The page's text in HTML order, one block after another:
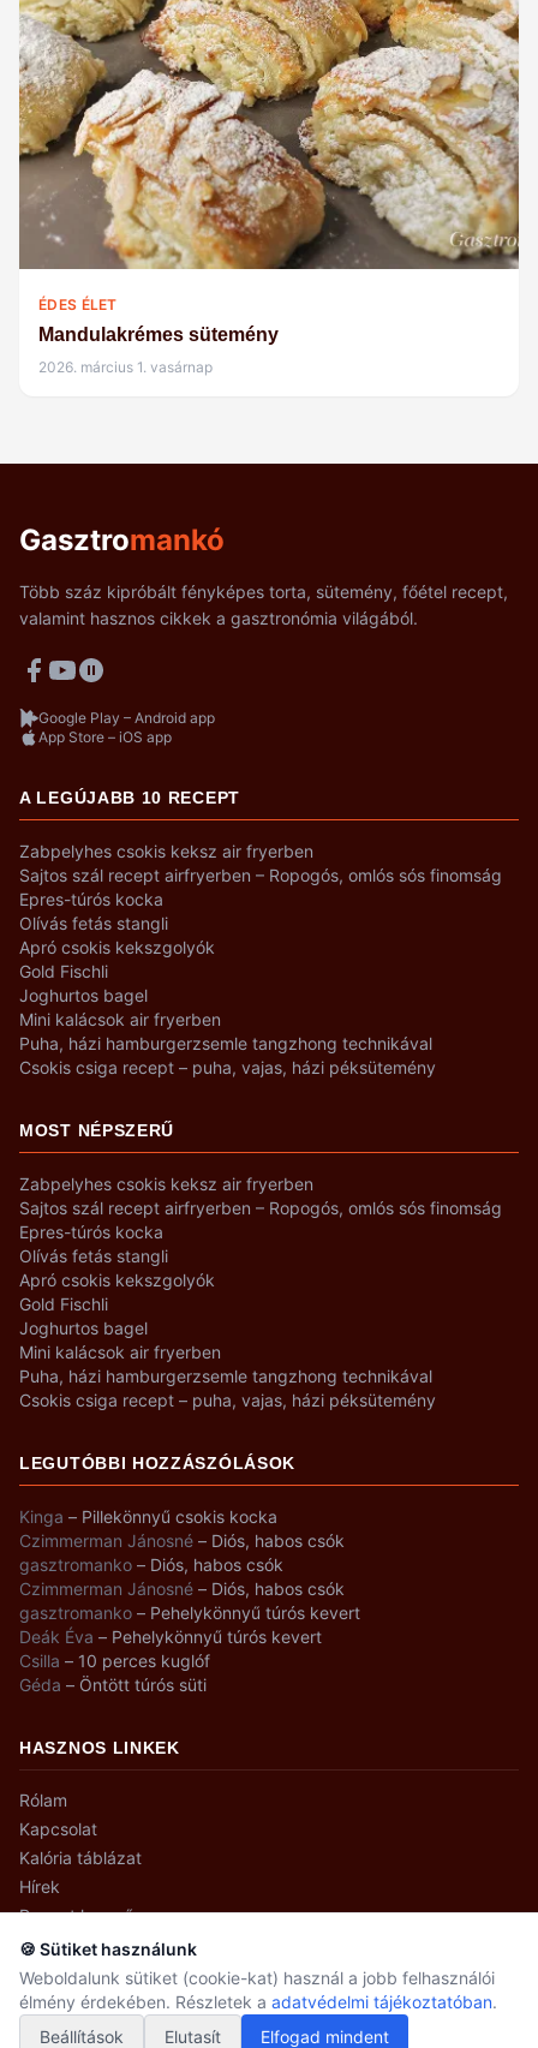
🍪 Sütiket használunk
Weboldalunk sütiket (cookie-kat) használ a jobb felhasználói
élmény érdekében. Részletek a adatvédelmi tájékoztatóban.
Beállítások
Elutasít Elfogad mindent
ÉDES ÉLET
Mandulakrémes sütemény
2026. március 1. vasárnap
Gasztromankó
Több száz kipróbált fényképes torta, sütemény, főétel recept,
valamint hasznos cikkek a gasztronómia világából.
Google Play – Android app
App Store – iOS app
A LEGÚJABB 10 RECEPT
Zabpelyhes csokis keksz air fryerben
Sajtos szál recept airfryerben – Ropogós, omlós sós finomság
Epres-túrós kocka
Olívás fetás stangli
Apró csokis kekszgolyók
Gold Fischli
Joghurtos bagel
Mini kalácsok air fryerben
Puha, házi hamburgerzsemle tangzhong technikával
Csokis csiga recept – puha, vajas, házi péksütemény
MOST NÉPSZERŰ
Zabpelyhes csokis keksz air fryerben
Sajtos szál recept airfryerben – Ropogós, omlós sós finomság
Epres-túrós kocka
Olívás fetás stangli
Apró csokis kekszgolyók
Gold Fischli
Joghurtos bagel
Mini kalácsok air fryerben
Puha, házi hamburgerzsemle tangzhong technikával
Csokis csiga recept – puha, vajas, házi péksütemény
LEGUTÓBBI HOZZÁSZÓLÁSOK
Kinga – Pillekönnyű csokis kocka
Czimmerman Jánosné – Diós, habos csók
gasztromanko – Diós, habos csók
Czimmerman Jánosné – Diós, habos csók
gasztromanko – Pehelykönnyű túrós kevert
Deák Éva – Pehelykönnyű túrós kevert
Csilla – 10 perces kuglóf
Géda – Öntött túrós süti
HASZNOS LINKEK
Rólam
Kapcsolat
Kalória táblázat
Hírek
Recept kereső
© 2008–2026 gasztromanko.hu · Minden jog fenntartva.
Adatvédelmi beállításokAdatvédelem